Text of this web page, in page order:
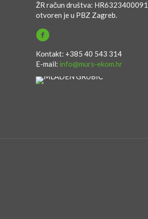
ŽR račun društva:
otvoren je u PBZ Zagreb.
Kontakt: +385 40 543 314
E-mail: info@murs-ekom.hr